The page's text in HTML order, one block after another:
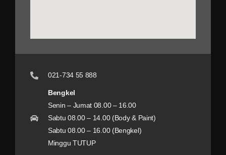
021-734 55 888
Bengkel
Senin – Jumat 08.00 – 16.00
Sabtu 08.00 – 14.00 (Body & Paint)
Sabtu 08.00 – 16.00 (Bengkel)
Minggu TUTUP